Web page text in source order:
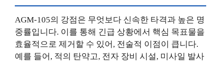
AGM-105의 강점은 무엇보다 신속한 타격과 높은 명
중률입니다. 이를 통해 긴급 상황에서 핵심 목표물을
효율적으로 제거할 수 있어, 전술적 이점이 큽니다.
예를 들어, 적의 탄약고, 전자 장비 시설, 미사일 발사